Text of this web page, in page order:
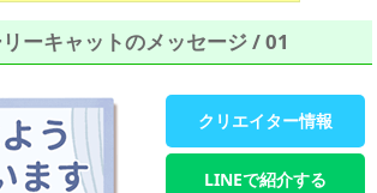
ーキャットのメッセージ / 01
クリエイター情報
LINEで紹介する